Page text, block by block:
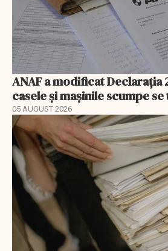
ANAF a modificat Declarația
casele și mașinile scumpe
05 AUGUST 2026